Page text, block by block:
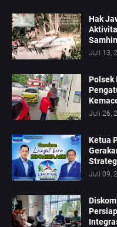
Hak
Juli 13,
Polsek
Juli 26,
Ketua
Juli 09,